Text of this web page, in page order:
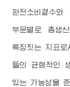
완전소비곁수와
부문별로 총생
특징짓는 지표
들의 균형적인
있는 가능성을 준